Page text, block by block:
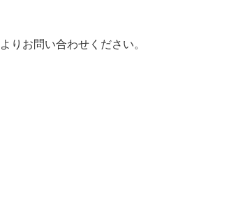
よりお問い合わせください。